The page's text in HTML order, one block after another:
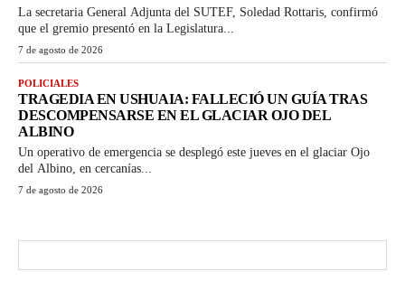
La secretaria General Adjunta del SUTEF, Soledad Rottaris, confirmó
que el gremio presentó en la Legislatura...
7 de agosto de 2026
POLICIALES
TRAGEDIA EN USHUAIA: FALLECIÓ UN GUÍA TRAS
DESCOMPENSARSE EN EL GLACIAR OJO DEL
ALBINO
Un operativo de emergencia se desplegó este jueves en el glaciar Ojo
del Albino, en cercanías...
7 de agosto de 2026